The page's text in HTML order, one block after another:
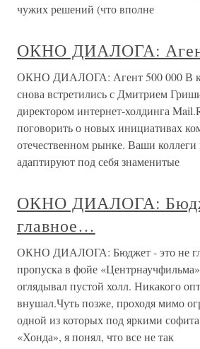
чужих решений (что вполне
ОКНО ДИАЛОГА:
ОКНО ДИАЛОГА: Агент 500 000 В
снова встретились с Дмитрием
директором интернет-холдинга
поговорить о новых инициативах
отечественном рынке. Ваши коллеги
адаптируют под себя знаменитые
ОКНО ДИАЛОГА:
главное…
ОКНО ДИАЛОГА: Бюджет - это не
пропуска в фойе
оглядывал пустой холл. Никакого
внушал.Чуть позже, проходя мимо
одной из которых под яркими
«Хонда», я понял, что все не так